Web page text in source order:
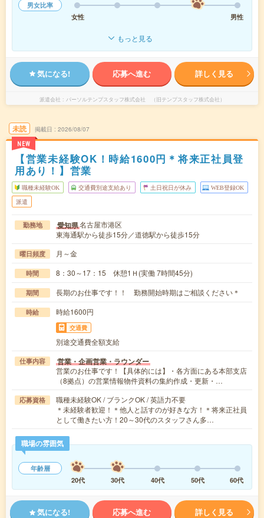
男女比率
女性
男性
もっと見る
気になる! 応募へ進む 詳しく見る
派遣会社 パーソルテンプスタッフ株式会社 （旧テンプスタッフ株式会社）
未読
NEW
掲載日 2026/08/07
【営業未経験OK！時給1600円＊将来正社員登
用あり！】営業
職種未経験OK 交通費別途支給あり 土日祝日が休み WEB登録OK
派遣
勤務地 愛知県名古屋市港区
東海通駅から徒歩15分／道徳駅から徒歩15分
曜日頻度 月～金
時間 8：30～17：15 休憩1Ｈ(実働 7時間45分)
期間 長期のお仕事です！！ 勤務開始時期はご相談ください＊
時給 時給1600円
交通費
別途交通費全額支給
仕事内容 営業・企画営業・ラウンダー
営業のお仕事です！【具体的には】・各方面にある本部支店
（8拠点）の営業情報物件資料の集約作成・更新・…
応募資格
職種未経験OK / ブランクOK / 英語力不要
＊未経験者歓迎！＊他人と話すのが好きな方！＊将来正社員
として働きたい方！20～30代のスタッフさん多…
職場の雰囲気
年齢層
20代
30代 40代 50代 60代
気になる! 応募へ進む 詳しく見る